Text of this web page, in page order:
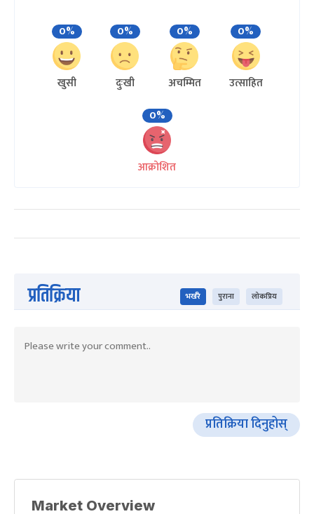
0%
खुसी
0%
दुःखी
0%
अचम्मित
0%
उत्साहित
0%
आक्रोशित
प्रतिक्रिया भर्खरै पुराना लोकप्रिय
प्रतिक्रिया दिनुहोस्